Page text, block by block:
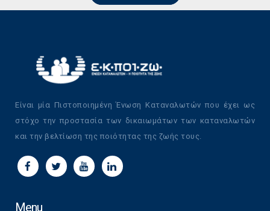
Είναι μία Πιστοποιημένη Ένωση Καταναλωτών που έχει ως
στόχο την προστασία των δικαιωμάτων των καταναλωτών
και την βελτίωση της ποιότητας της ζωής τους.
Menu